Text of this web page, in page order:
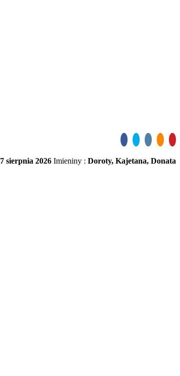
7 sierpnia 2026 Imieniny : Doroty, Kajetana, Donata